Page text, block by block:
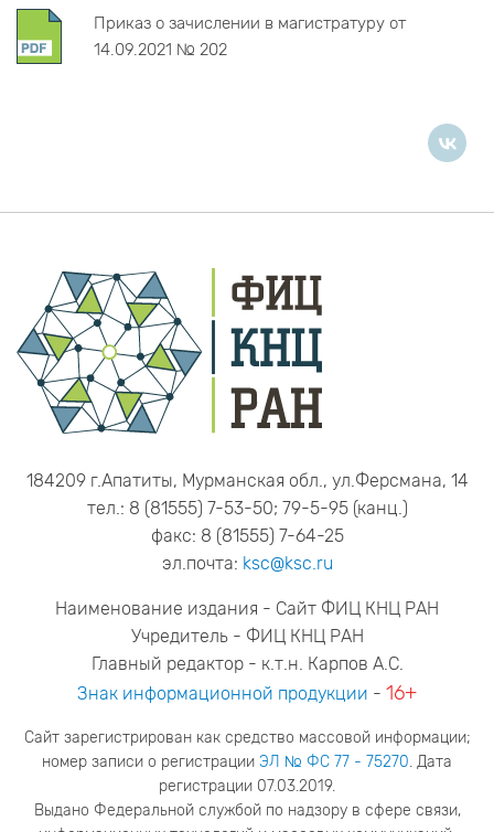
Приказ о зачислении в магистратуру от
14.09.2021 № 202
184209 г.Апатиты, Мурманская обл., ул.Ферсмана, 14
тел.: 8 (81555) 7-53-50; 79-5-95 (канц.)
факс: 8 (81555) 7-64-25
эл.почта: ksc@ksc.ru
Наименование издания - Сайт ФИЦ КНЦ РАН
Учредитель - ФИЦ КНЦ РАН
Главный редактор - к.т.н. Карпов А.С.
Знак информационной продукции - 16+
Сайт зарегистрирован как средство массовой информации;
номер записи о регистрации ЭЛ № ФС 77 - 75270. Дата
регистрации 07.03.2019.
Выдано Федеральной службой по надзору в сфере связи,